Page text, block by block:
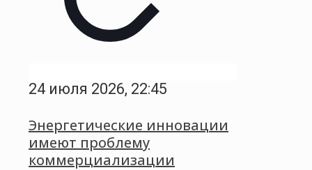
24 июля 2026, 22:45
Энергетические инновации
имеют проблему
коммерциализации